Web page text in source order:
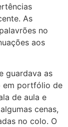
As
no
aos
guardava as
em portfólio de
de aula e
cenas,
no colo. O